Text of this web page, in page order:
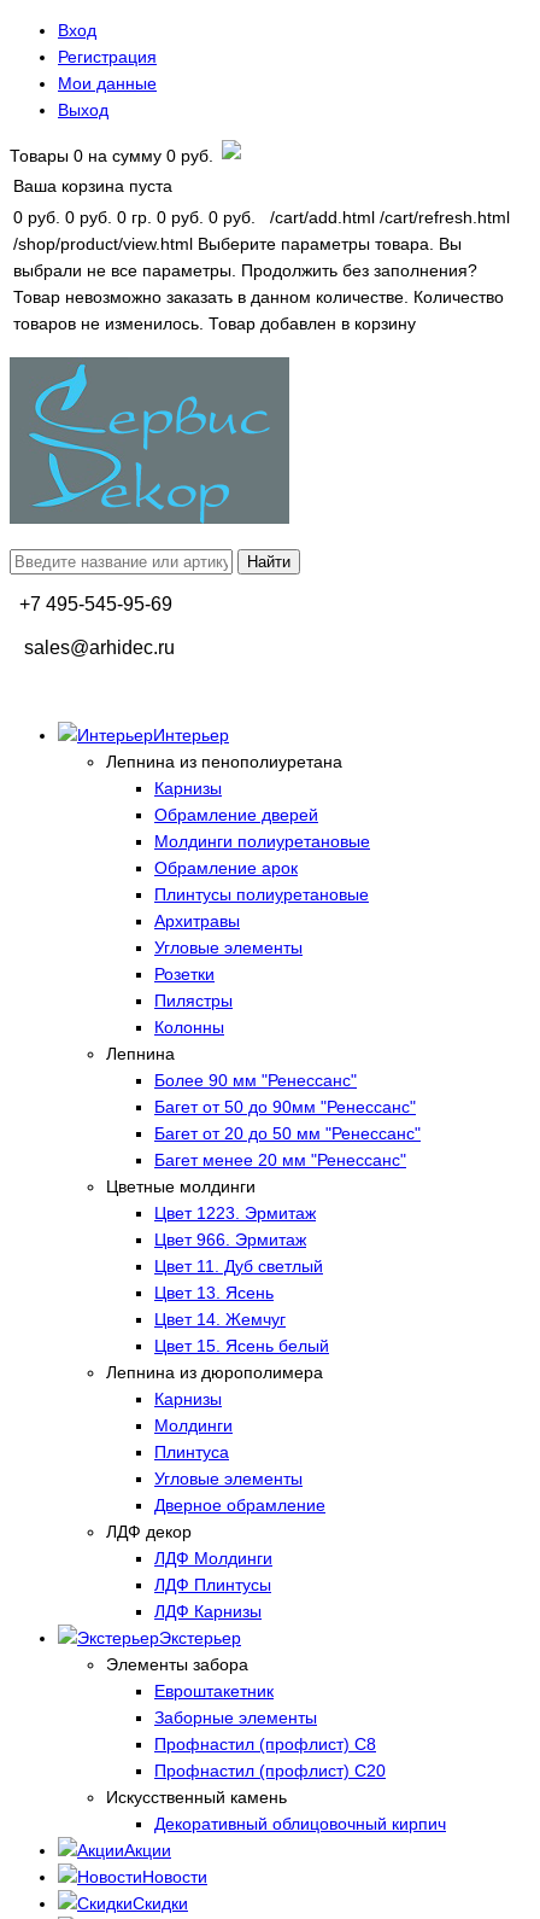
Вход
Регистрация
Мои данные
Выход
Товары 0 на сумму 0 руб.
Ваша корзина пуста
0 руб. 0 руб. 0 гр. 0 руб. 0 руб. /cart/add.html /cart/refresh.html
/shop/product/view.html Выберите параметры товара.
Вы
выбрали не все параметры. Продолжить без заполнения?
Товар невозможно заказать в данном количестве. Количество
товаров не изменилось. Товар добавлен в корзину
+7 495-545-95-69
sales@arhidec.ru
Интерьер
Лепнина из пенополиуретана
Карнизы
Обрамление дверей
Молдинги полиуретановые
Обрамление арок
Плинтусы полиуретановые
Архитравы
Угловые элементы
Розетки
Пилястры
Колонны
Лепнина
Более 90 мм "Ренессанс"
Багет от 50 до 90мм "Ренессанс"
Багет от 20 до 50 мм "Ренессанс"
Багет менее 20 мм "Ренессанс"
Цветные молдинги
Цвет 1223. Эрмитаж
Цвет 966. Эрмитаж
Цвет 11. Дуб светлый
Цвет 13. Ясень
Цвет 14. Жемчуг
Цвет 15. Ясень белый
Лепнина из дюрополимера
Карнизы
Молдинги
Плинтуса
Угловые элементы
Дверное обрамление
ЛДФ декор
ЛДФ Молдинги
ЛДФ Плинтусы
ЛДФ Карнизы
Экстерьер
Элементы забора
Евроштакетник
Заборные элементы
Профнастил (профлист) С8
Профнастил (профлист) С20
Искусственный камень
Декоративный облицовочный кирпич
Акции
Новости
Скидки